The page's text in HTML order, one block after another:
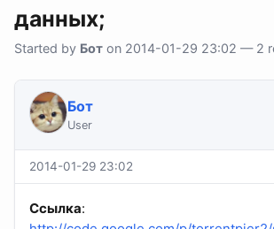
данных;
Started by Бот on 2014-01-29 23:02 — 2
Бот
User
2014-01-29 23:02
Ссылка: